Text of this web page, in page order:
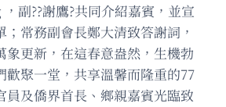
副??謝鷹?共同介紹嘉賓，並宣
常務副會長鄭大清致答謝詞，
象更新，在這春意盎然，生機勃
歡聚一堂，共享溫馨而隆重的77
員及僑界首長、鄉親嘉賓光臨致